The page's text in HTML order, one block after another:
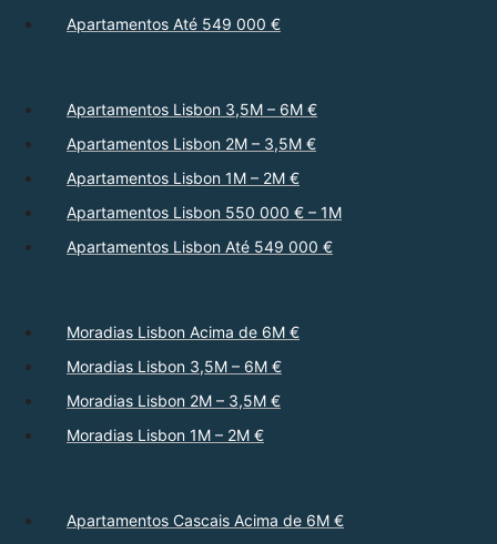
Apartamentos Até 549 000 €
Apartamentos Lisbon 3,5M – 6M €
Apartamentos Lisbon 2M – 3,5M €
Apartamentos Lisbon 1M – 2M €
Apartamentos Lisbon 550 000 € – 1M
Apartamentos Lisbon Até 549 000 €
Moradias Lisbon Acima de 6M €
Moradias Lisbon 3,5M – 6M €
Moradias Lisbon 2M – 3,5M €
Moradias Lisbon 1M – 2M €
Apartamentos Cascais Acima de 6M €